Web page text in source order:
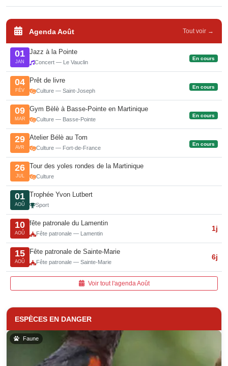
Agenda Août Tout voir →
01
JAN
Jazz à la Pointe
Concert — Le Vauclin
En cours
04
FÉV
Prêt de livre
Culture — Saint-Joseph
En cours
09
MAR
Gym Bèlè à Basse-Pointe en Martinique
Culture — Basse-Pointe
En cours
29
AVR
Atelier Bélè au Tom
Culture — Fort-de-France
En cours
26
JUL
Tour des yoles rondes de la Martinique
Culture
01
AOÛ
Trophée Yvon Lutbert
Sport
10
AOÛ
fête patronale du Lamentin
Fête patronale — Lamentin
1j
15
AOÛ
Fête patronale de Sainte-Marie
Fête patronale — Sainte-Marie
6j
Voir tout l'agenda Août
ESPÈCES EN DANGER
Faune